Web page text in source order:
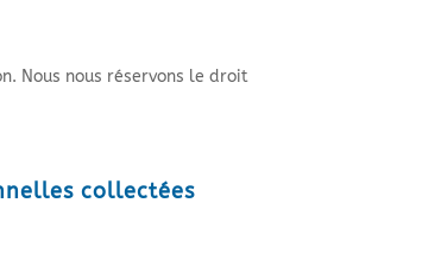
Nous nous réservons le droit
collectées